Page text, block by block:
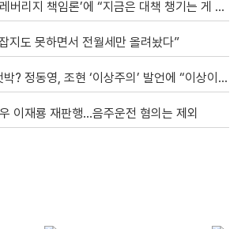
리지 책임론’에 “지금은 대책 챙기는 게 더 중요”
지도 못하면서 전월세만 올려놨다”
영, 조현 ‘이상주의’ 발언에 “이상이 있어야 현실 바꿔” 반박
이재룡 재판행…음주운전 혐의는 제외